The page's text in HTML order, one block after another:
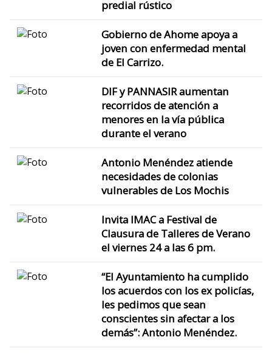
predial rústico
Gobierno de Ahome apoya a
joven con enfermedad mental
de El Carrizo.
DIF y PANNASIR aumentan
recorridos de atención a
menores en la vía pública
durante el verano
Antonio Menéndez atiende
necesidades de colonias
vulnerables de Los Mochis
Invita IMAC a Festival de
Clausura de Talleres de Verano
el viernes 24 a las 6 pm.
“El Ayuntamiento ha cumplido
los acuerdos con los ex policías,
les pedimos que sean
conscientes sin afectar a los
demás”: Antonio Menéndez.